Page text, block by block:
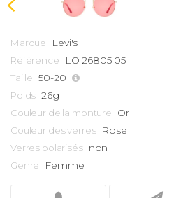
Marque Levi's
Référence LO 26805 05
Taille 50-20
Poids 26g
Couleur de la monture Or
Couleur des verres Rose
Verres polarisés non
Genre Femme